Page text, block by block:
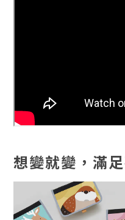
想變就變，滿